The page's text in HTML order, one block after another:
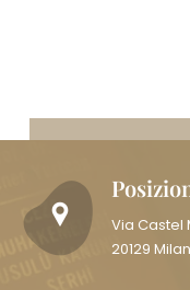
Via Castel
20129